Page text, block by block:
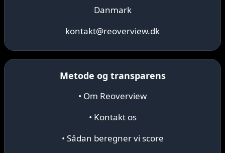
Danmark
kontakt@reoverview.dk
Metode og transparens
• Om Reoverview
• Kontakt os
• Sådan beregner vi score